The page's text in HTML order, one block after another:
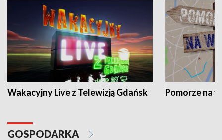
Wakacyjny Live z Telewizją Gdańsk Pomorze na
GOSPODARKA